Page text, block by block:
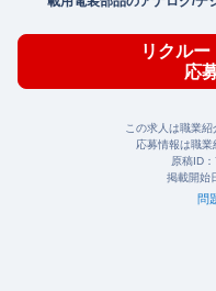
リクル
応
この求人は職業紹
応募情報は職業
原稿ID：
掲載開始
問